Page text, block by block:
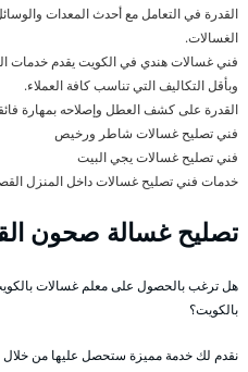
القدرة في التعامل مع أحدث المعدات
الغسالات.
فني غسالات هندي في الكويت يقدم خدمات
وبأقل التكاليف التي تناسب كافة العملاء.
القدرة على كشف العطل وإصلاحه بمهارة
فني تصليح غسالات شاطر ورخيص
فني تصليح غسالات يجي البيت
خدمات فني تصليح غسالات داخل المنزل
تصليح غسالة صحون
هل ترغب بالحصول على معلم غسالات
بالكويت؟
نقدم لك خدمة مميزة ستحصل عليها من